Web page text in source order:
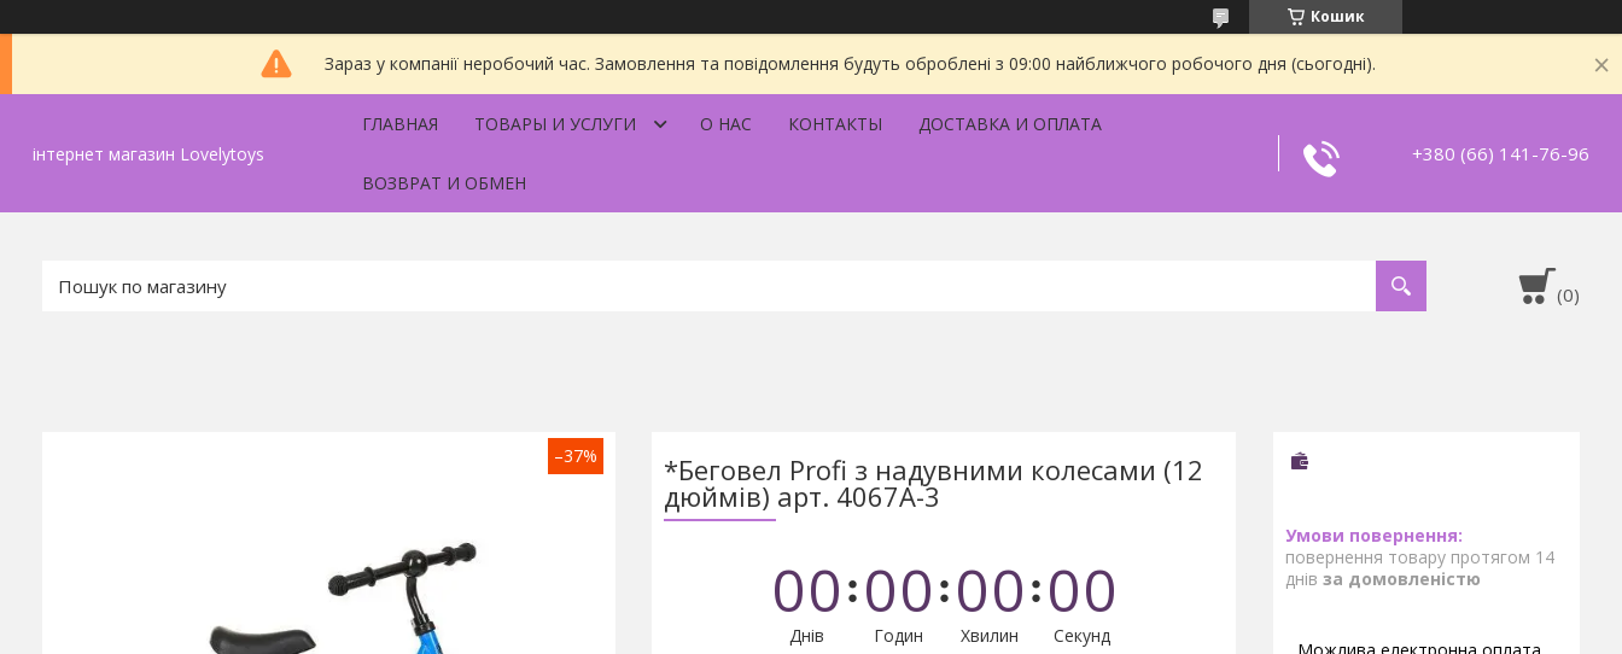
Кошик
Зараз у компанії неробочий час. Замовлення та повідомлення будуть оброблені з 09:00 найближчого робочого дня (сьогодні).
інтернет магазин Lovelytoys
ГЛАВНАЯ ТОВАРЫ И УСЛУГИ О НАС КОНТАКТЫ ДОСТАВКА И ОПЛАТА
ВОЗВРАТ И ОБМЕН
+380 (66) 141-76-96
–37% *Беговел Profi з надувними колесами (12
дюймів) арт. 4067A-3
00
Днів
00
Годин
00
Хвилин
00
Секунд
повернення товару протягом 14
днів за домовленістю